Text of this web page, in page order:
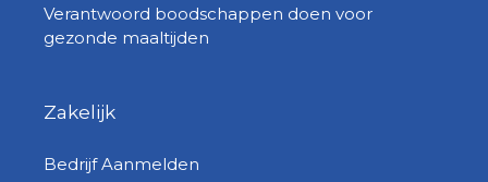
Verantwoord boodschappen doen voor
gezonde maaltijden
Zakelijk
Bedrijf Aanmelden